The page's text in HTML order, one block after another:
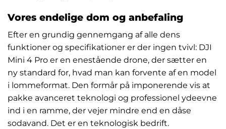
Vores endelige dom og anbefaling
Efter en grundig gennemgang af alle dens
funktioner og specifikationer er der ingen tvivl: DJI
Mini 4 Pro er en enestående drone, der sætter en
ny standard for, hvad man kan forvente af en model
i lommeformat. Den formår på imponerende vis at
pakke avanceret teknologi og professionel ydeevne
ind i en ramme, der vejer mindre end en dåse
sodavand. Det er en teknologisk bedrift.